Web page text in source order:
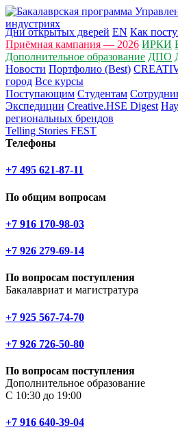
Дни открытых дверей EN Как
Приёмная кампания — 2026 ИРКИ
Дополнительное образование ДПО
Новости Портфолио (Best)
город Все курсы
Поступающим Студентам
Экспедиции Creative.HSE Digest
региональных брендов
Telling Stories FEST
Телефоны
+7 495 621-87-11
По общим вопросам
+7 916 170-98-03
+7 926 279-69-14
По вопросам поступления
Бакалавриат и магистратура
+7 925 567-74-70
+7 926 726-50-80
По вопросам поступления
Дополнительное образование
С 10:30 до 19:00
+7 916 640-39-04